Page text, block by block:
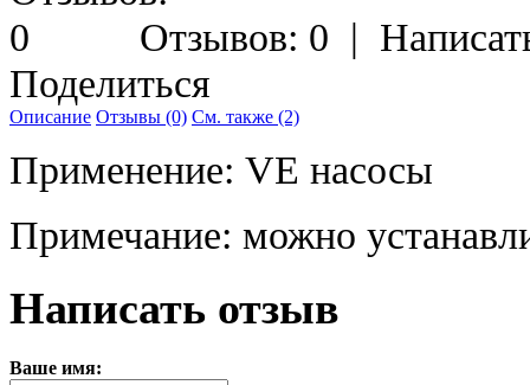
Отзывов: 0 |
Поделиться
Описание Отзывы (0) См. также (2)
Применение: VE насосы
Примечание: можно
Написать отзыв
Ваше имя: